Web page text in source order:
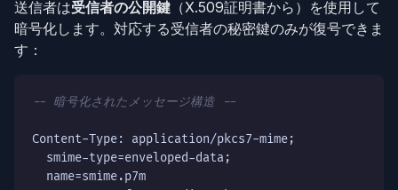
送信者は受信者の公開鍵 （X.509証明書から）を使用して
暗号化します。対応する受信者の秘密鍵のみが復号できま
す：
-- 暗号化されたメッセージ構造 --
Content-Type: application/pkcs7-mime;
  smime-type=enveloped-data;
  name=smime.p7m